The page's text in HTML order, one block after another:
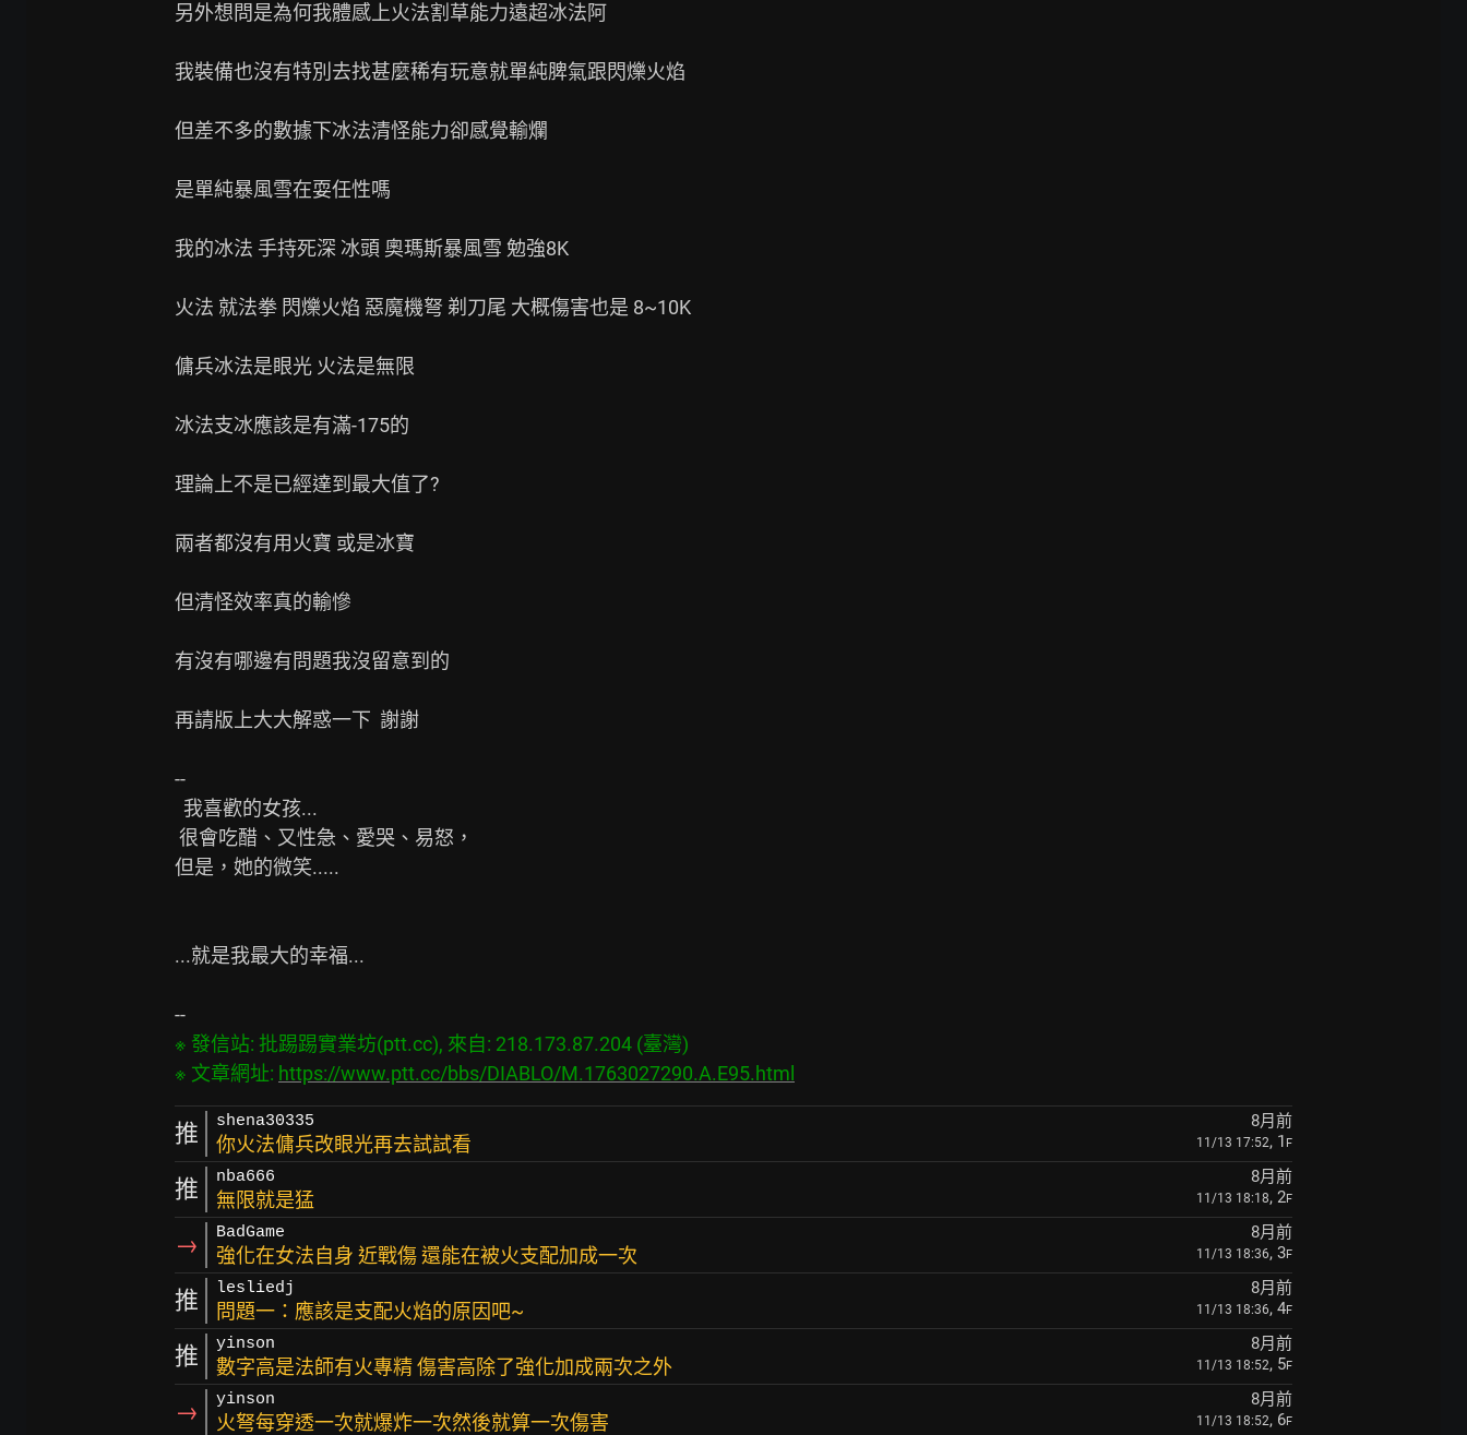
另外想問是為何我體感上火法割草能力遠超冰法阿
我裝備也沒有特別去找甚麼稀有玩意就單純脾氣跟閃爍火焰
但差不多的數據下冰法清怪能力卻感覺輸爛
是單純暴風雪在耍任性嗎
我的冰法 手持死深 冰頭 奧瑪斯暴風雪 勉強8K
火法 就法拳 閃爍火焰 惡魔機弩 剃刀尾 大概傷害也是 8~10K
傭兵冰法是眼光 火法是無限
冰法支冰應該是有滿-175的
理論上不是已經達到最大值了?
兩者都沒有用火寶 或是冰寶
但清怪效率真的輸慘
有沒有哪邊有問題我沒留意到的
再請版上大大解惑一下  謝謝
--
但是，她的微笑.....
...就是我最大的幸福...
※ 發信站: 批踢踢實業坊(ptt.cc), 來自: 218.173.87.204 (臺灣)
※ 文章網址: https://www.ptt.cc/bbs/DIABLO/M.1763027290.A.E95.html
推 shena30335 8月前
你火法傭兵改眼光再去試試看 11/13 17:52, 1 F
推 nba666 8月前
無限就是猛 11/13 18:18, 2F
→ BadGame 8月前
強化在女法自身 近戰傷 還能在被火支配加成一次 11/13 18:36, 3F
推 lesliedj 8月前
問題一：應該是支配火焰的原因吧~ 11/13 18:36, 4F
推 yinson 8月前
數字高是法師有火專精 傷害高除了強化加成兩次之外 11/13 18:52, 5F
→ yinson 8月前
火弩每穿透一次就爆炸一次然後就算一次傷害 11/13 18:52, 6F